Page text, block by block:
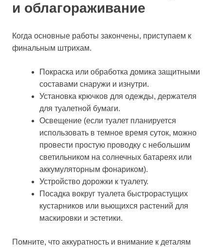
и облагораживание
Когда основные работы закончены, приступаем к
финальным штрихам.
Покраска или обработка домика защитными
составами снаружи и изнутри.
Установка крючков для одежды, держателя
для туалетной бумаги.
Освещение (если туалет планируется
использовать в темное время суток, можно
провести простую проводку с небольшим
светильником на солнечных батареях или
аккумуляторным фонариком).
Устройство дорожки к туалету.
Посадка вокруг туалета быстрорастущих
кустарников или вьющихся растений для
маскировки и эстетики.
Помните, что аккуратность и внимание к деталям